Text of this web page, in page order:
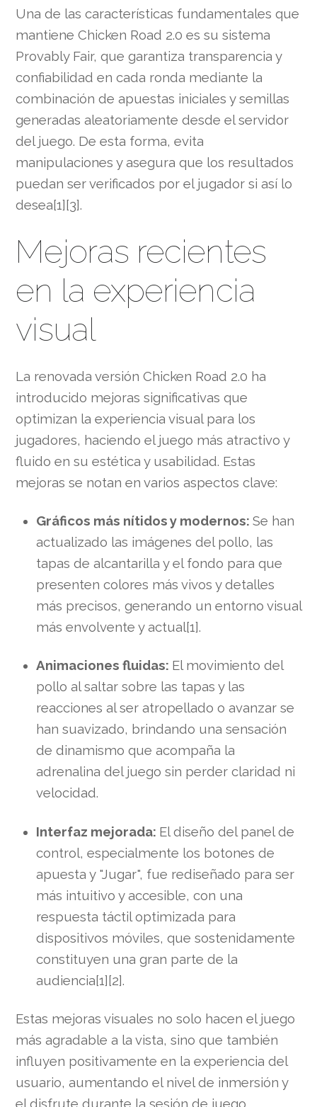
Una de las características fundamentales que
mantiene Chicken Road 2.0 es su sistema
Provably Fair, que garantiza transparencia y
confiabilidad en cada ronda mediante la
combinación de apuestas iniciales y semillas
generadas aleatoriamente desde el servidor
del juego. De esta forma, evita
manipulaciones y asegura que los resultados
puedan ser verificados por el jugador si así lo
desea[1][3].
Mejoras recientes
en la experiencia
visual
La renovada versión Chicken Road 2.0 ha
introducido mejoras significativas que
optimizan la experiencia visual para los
jugadores, haciendo el juego más atractivo y
fluido en su estética y usabilidad. Estas
mejoras se notan en varios aspectos clave:
Gráficos más nítidos y modernos: Se han
actualizado las imágenes del pollo, las
tapas de alcantarilla y el fondo para que
presenten colores más vivos y detalles
más precisos, generando un entorno visual
más envolvente y actual[1].
Animaciones fluidas: El movimiento del
pollo al saltar sobre las tapas y las
reacciones al ser atropellado o avanzar se
han suavizado, brindando una sensación
de dinamismo que acompaña la
adrenalina del juego sin perder claridad ni
velocidad.
Interfaz mejorada: El diseño del panel de
control, especialmente los botones de
apuesta y "Jugar", fue rediseñado para ser
más intuitivo y accesible, con una
respuesta táctil optimizada para
dispositivos móviles, que sostenidamente
constituyen una gran parte de la
audiencia[1][2].
Estas mejoras visuales no solo hacen el juego
más agradable a la vista, sino que también
influyen positivamente en la experiencia del
usuario, aumentando el nivel de inmersión y
el disfrute durante la sesión de juego.